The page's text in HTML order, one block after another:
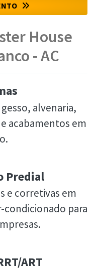
House
- AC
alvenaria,
acabamentos em
Predial
e corretivas em
condicionado para
ART